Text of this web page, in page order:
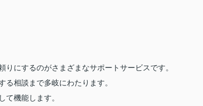
にするのがさまざまなサポートサービスです。
相談まで多岐にわたります。
て機能します。